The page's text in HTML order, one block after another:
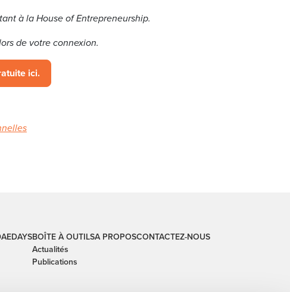
à la House of Entrepreneurship.
de votre connexion.
ici.
EDAYSBOÎTE À OUTILS
Actualités
Publications
A PROPOSCONTACTEZ-NOUS